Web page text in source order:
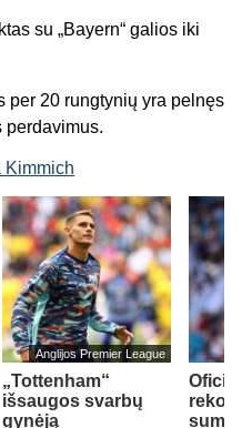
su „Bayern“ galios iki
per 20 rungtynių yra pelnęs
perdavimus.
Kimmich
Anglijos Premier League
„Tottenham“
išsaugos svarbų
gynėją
sumą